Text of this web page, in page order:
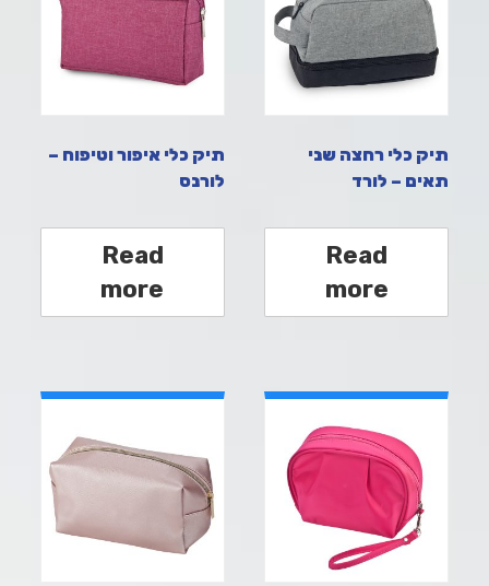
תיק כלי רחצה שני
תאים – לורד
Read
more
תיק כלי איפור וטיפוח –
לורנס
Read
more